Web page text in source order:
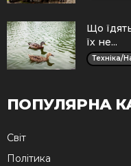
Що
їх не...
Техніка/
ПОПУЛЯРНА
Cвіт
Політика